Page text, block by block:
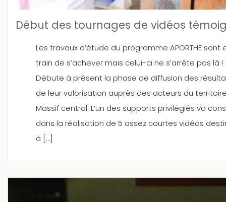
Début des tournages de vidéos
Les travaux d’étude du programme APORTHE sont
train de s’achever mais celui-ci ne s’arrête pas là !
Débute à présent la phase de diffusion des
de leur valorisation auprès des acteurs du
Massif central. L’un des supports privilégiés va
dans la réalisation de 5 assez courtes vidéos
à […]